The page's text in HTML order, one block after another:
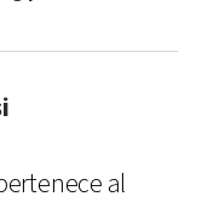
al